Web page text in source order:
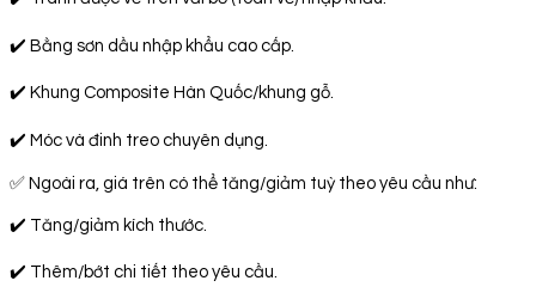
✔️ Bằng sơn dầu nhập khẩu cao cấp.
✔️ Khung Composite Hàn Quốc/khung gỗ.
✔️ Móc và đinh treo chuyên dụng.
✅ Ngoài ra, giá trên có thể tăng/giảm tuỳ theo yêu cầu như:
✔️ Tăng/giảm kích thước.
✔️ Thêm/bớt chi tiết theo yêu cầu.